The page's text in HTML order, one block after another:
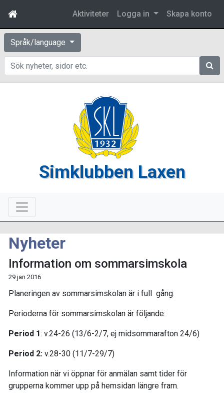
Aktiviteter Logga in Skapa konto
Språk/language
Sök
Simklubben Laxen
Nyheter
Information om sommarsimskola
29 jan 2016
Planeringen av sommarsimskolan är i full gång.
Perioderna för sommarsimskolan är följande:
Period 1: v.24-26 (13/6-2/7, ej midsommarafton 24/6)
Period 2: v.28-30 (11/7-29/7)
Information när vi öppnar för anmälan samt tider för
grupperna kommer upp på hemsidan längre fram.